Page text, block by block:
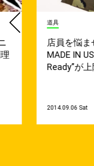
道具
あったか
ためのオ
2015.01.15